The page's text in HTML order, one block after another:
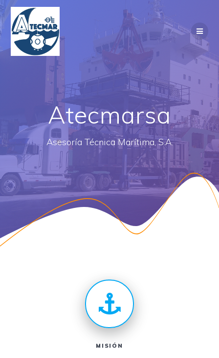
contenido
Atecmarsa
Asesoría Técnica Marítima, S.A.
MISIÓN